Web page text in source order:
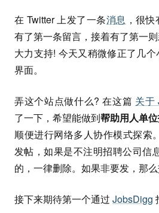
在 Twitter 上发了一条消息 ，很
有了第一条留言，接着有了第一
大力支持! 今天又稍微修正了几
界面。
弄这个站点做什么? 在这篇 关于
了一下，希望能做到帮助用人单
顺便进行网络多人协作模式探索
发帖，如果是不注明招聘公司信
的，一律删除。如果非要发，那么
接下来期待第一个通过 JobsDigg